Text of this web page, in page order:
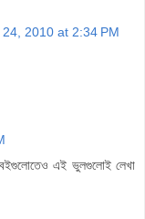
2010 at 2:34 PM
এই ভুলগুলোই লেখা